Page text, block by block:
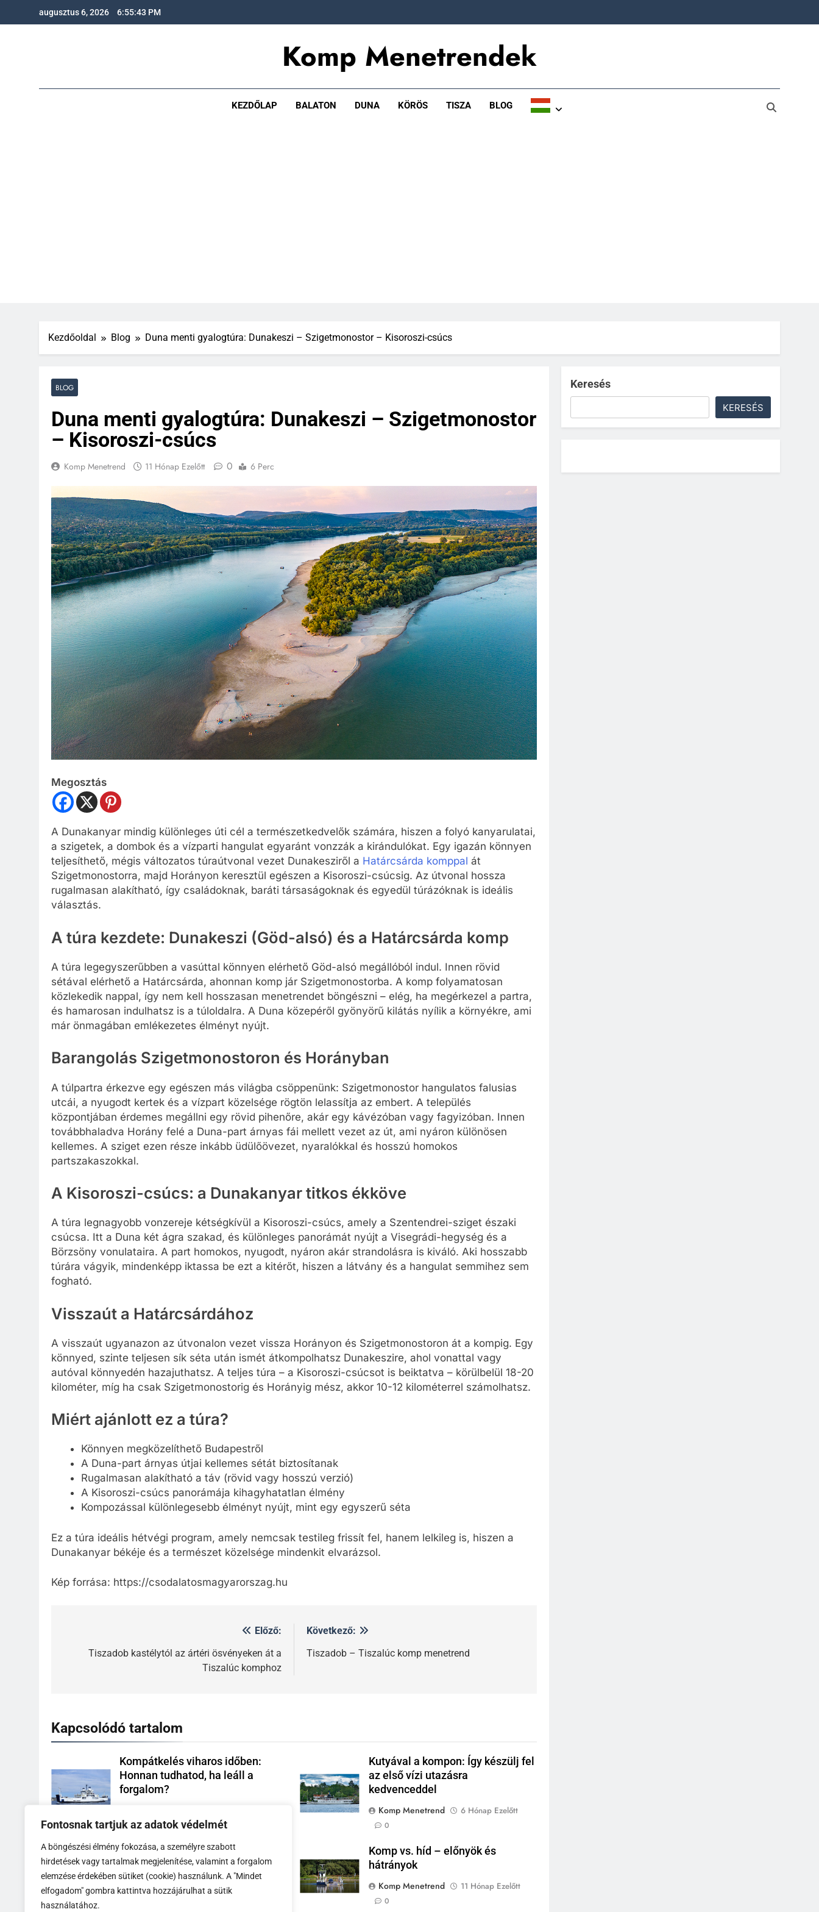
Fontosnak tartjuk az adatok védelmét
A böngészési élmény fokozása, a személyre szabott
hirdetések vagy tartalmak megjelenítése, valamint a forgalom
elemzése érdekében sütiket (cookie) használunk. A "Mindet
elfogadom" gombra kattintva hozzájárulhat a sütik
használatához.
augusztus 6, 2026 6:55:44 PM
Komp Menetrendek
KEZDŐLAP BALATON DUNA KÖRÖS TISZA BLOG
Kezdőoldal Blog Duna menti gyalogtúra: Dunakeszi – Szigetmonostor – Kisoroszi-csúcs
BLOG
Duna menti gyalogtúra: Dunakeszi – Szigetmonostor
– Kisoroszi-csúcs
Komp Menetrend 11 Hónap Ezelőtt 0 6 Perc
Megosztás
A Dunakanyar mindig különleges úti cél a természetkedvelők számára, hiszen a folyó kanyarulatai,
a szigetek, a dombok és a vízparti hangulat egyaránt vonzzák a kirándulókat. Egy igazán könnyen
teljesíthető, mégis változatos túraútvonal vezet Dunakesziről a Határcsárda komppal át
Szigetmonostorra, majd Horányon keresztül egészen a Kisoroszi-csúcsig. Az útvonal hossza
rugalmasan alakítható, így családoknak, baráti társaságoknak és egyedül túrázóknak is ideális
választás.
A túra kezdete: Dunakeszi (Göd-alsó) és a Határcsárda komp
A túra legegyszerűbben a vasúttal könnyen elérhető Göd-alsó megállóból indul. Innen rövid
sétával elérhető a Határcsárda, ahonnan komp jár Szigetmonostorba. A komp folyamatosan
közlekedik nappal, így nem kell hosszasan menetrendet böngészni – elég, ha megérkezel a partra,
és hamarosan indulhatsz is a túloldalra. A Duna közepéről gyönyörű kilátás nyílik a környékre, ami
már önmagában emlékezetes élményt nyújt.
Barangolás Szigetmonostoron és Horányban
A túlpartra érkezve egy egészen más világba csöppenünk: Szigetmonostor hangulatos falusias
utcái, a nyugodt kertek és a vízpart közelsége rögtön lelassítja az embert. A település
központjában érdemes megállni egy rövid pihenőre, akár egy kávézóban vagy fagyizóban. Innen
továbbhaladva Horány felé a Duna-part árnyas fái mellett vezet az út, ami nyáron különösen
kellemes. A sziget ezen része inkább üdülőövezet, nyaralókkal és hosszú homokos
partszakaszokkal.
A Kisoroszi-csúcs: a Dunakanyar titkos ékköve
A túra legnagyobb vonzereje kétségkívül a Kisoroszi-csúcs, amely a Szentendrei-sziget északi
csúcsa. Itt a Duna két ágra szakad, és különleges panorámát nyújt a Visegrádi-hegység és a
Börzsöny vonulataira. A part homokos, nyugodt, nyáron akár strandolásra is kiváló. Aki hosszabb
túrára vágyik, mindenképp iktassa be ezt a kitérőt, hiszen a látvány és a hangulat semmihez sem
fogható.
Visszaút a Határcsárdához
A visszaút ugyanazon az útvonalon vezet vissza Horányon és Szigetmonostoron át a kompig. Egy
könnyed, szinte teljesen sík séta után ismét átkompolhatsz Dunakeszire, ahol vonattal vagy
autóval könnyedén hazajuthatsz. A teljes túra – a Kisoroszi-csúcsot is beiktatva – körülbelül 18-20
kilométer, míg ha csak Szigetmonostorig és Horányig mész, akkor 10-12 kilométerrel számolhatsz.
Miért ajánlott ez a túra?
Könnyen megközelíthető Budapestről
A Duna-part árnyas útjai kellemes sétát biztosítanak
Rugalmasan alakítható a táv (rövid vagy hosszú verzió)
A Kisoroszi-csúcs panorámája kihagyhatatlan élmény
Kompozással különlegesebb élményt nyújt, mint egy egyszerű séta
Ez a túra ideális hétvégi program, amely nemcsak testileg frissít fel, hanem lelkileg is, hiszen a
Dunakanyar békéje és a természet közelsége mindenkit elvarázsol.
Kép forrása: https://csodalatosmagyarorszag.hu
Előző:
Tiszadob kastélytól az ártéri ösvényeken át a
Tiszalúc komphoz
Következő:
Tiszadob – Tiszalúc komp menetrend
Kapcsolódó tartalom
Kompátkelés viharos időben:
Honnan tudhatod, ha leáll a
forgalom?
0
Kutyával a kompon: Így készülj fel
az első vízi utazásra
kedvenceddel
Komp Menetrend
6 Hónap Ezelőtt
0
Mire figyelj, ha autóval kelsz át? –
Tippek kezdő kompozóknak
Komp Menetrend
6 Hónap Ezelőtt
Komp vs. híd – előnyök és
hátrányok
Komp Menetrend
11 Hónap Ezelőtt
0
Keresés
KERESÉS